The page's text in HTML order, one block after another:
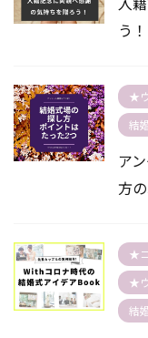
う
★
結
ア
方
★
★
結